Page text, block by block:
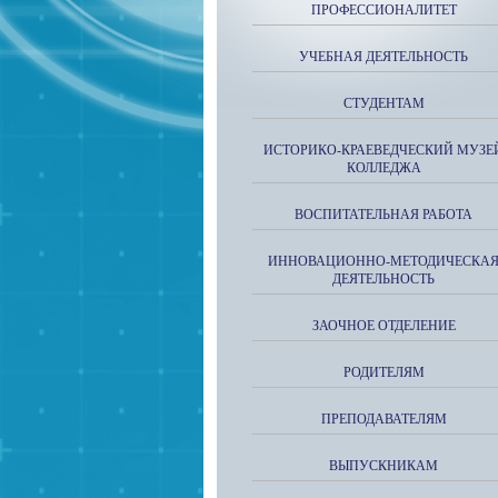
ПРОФЕССИОНАЛИТЕТ
УЧЕБНАЯ ДЕЯТЕЛЬНОСТЬ
СТУДЕНТАМ
ИСТОРИКО-КРАЕВЕДЧЕСКИЙ
КОЛЛЕДЖА
ВОСПИТАТЕЛЬНАЯ РАБОТА
ИННОВАЦИОННО-МЕТОДИЧЕСКАЯ
ДЕЯТЕЛЬНОСТЬ
ЗАОЧНОЕ ОТДЕЛЕНИЕ
РОДИТЕЛЯМ
ПРЕПОДАВАТЕЛЯМ
ВЫПУСКНИКАМ